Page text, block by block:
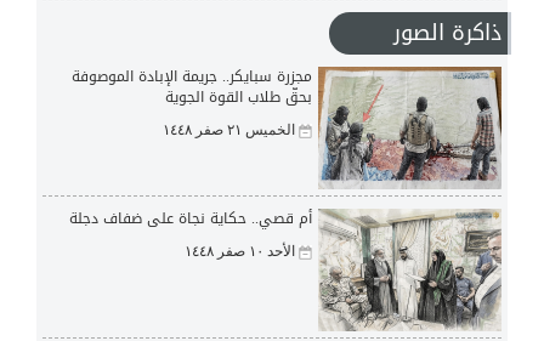
ذاكرة الصور
مجزرة سبايكر.. جريمة الإبادة الموصوفة
بحقّ طلاب القوة الجوية
الخميس ٢١ صفر ١٤٤٨
أم قصي.. حكاية نجاة على ضفاف دجلة
الأحد ١٠ صفر ١٤٤٨